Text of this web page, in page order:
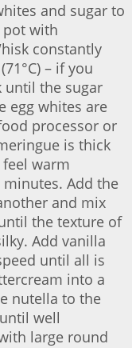
and sugar to
pot with
constantly
– if you
until the sugar
egg whites are
processor or
is thick
warm
Add the
and mix
the texture of
Add vanilla
until all is
into a
nutella to the
well
large round